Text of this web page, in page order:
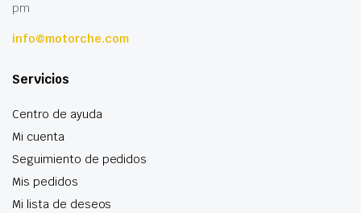
pm
info@motorche.com
Servicios
Centro de ayuda
Mi cuenta
Seguimiento de pedidos
Mis pedidos
Mi lista de deseos